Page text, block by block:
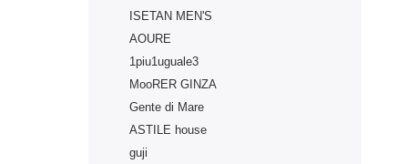
ISETAN MEN'S
AOURE
1piu1uguale3
MooRER GINZA
Gente di Mare
ASTILE house
guji